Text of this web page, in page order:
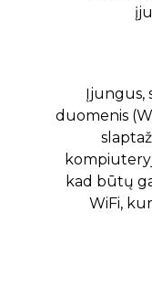
Įjungus,
duomenis
kad būtų
WiFi,